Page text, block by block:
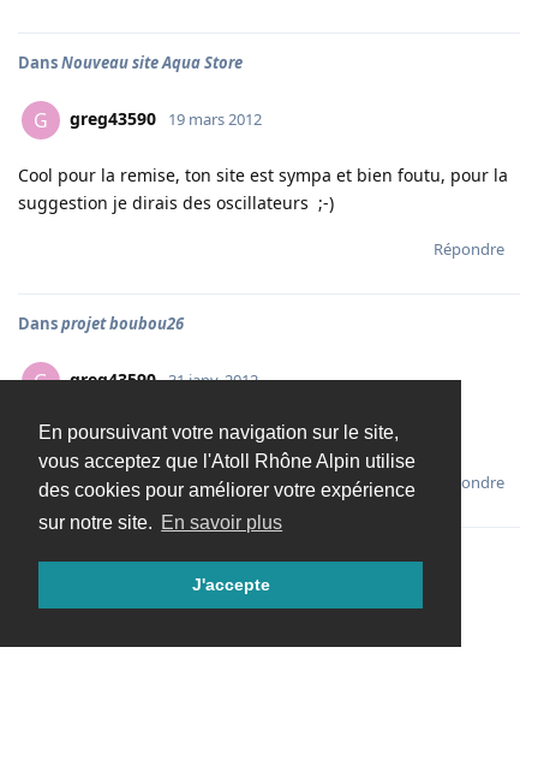
En poursuivant votre navigation sur le site,
vous acceptez que l'Atoll Rhône Alpin utilise
des cookies pour améliorer votre expérience
sur notre site. En savoir plus
J'accepte
DansNouveau site Aqua Store
G greg43590 19 mars 2012
Cool pour la remise, ton site est sympa et bien foutu, pour la
suggestion je dirais des oscillateurs ;-)
Répondre
Dansprojet boubou26
G greg43590 31 janv. 2012
Enorme comme projet ttt
Répondre